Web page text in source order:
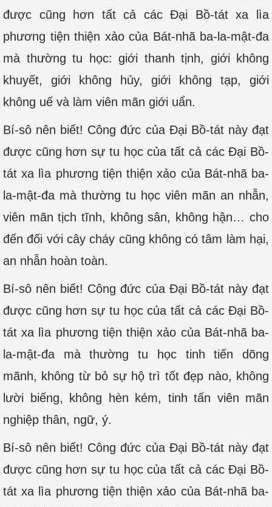
được cũng hơn tất cả các Đại Bồ-tát xa lìa
phương tiện thiện xảo của Bát-nhã ba-la-mật-đa
mà thường tu học: giới thanh tịnh, giới không
khuyết, giới không hủy, giới không tạp, giới
không uế và làm viên mãn giới uẩn.
Bí-sô nên biết! Công đức của Đại Bồ-tát này đạt
được cũng hơn sự tu học của tất cả các Đại Bồ-
tát xa lìa phương tiện thiện xảo của Bát-nhã ba-
la-mật-đa mà thường tu học viên mãn an nhẫn,
viên mãn tịch tĩnh, không sân, không hận… cho
đến đối với cây cháy cũng không có tâm làm hại,
an nhẫn hoàn toàn.
Bí-sô nên biết! Công đức của Đại Bồ-tát này đạt
được cũng hơn sự tu học của tất cả các Đại Bồ-
tát xa lìa phương tiện thiện xảo của Bát-nhã ba-
la-mật-đa mà thường tu học tinh tiến dõng
mãnh, không từ bỏ sự hộ trì tốt đẹp nào, không
lười biếng, không hèn kém, tinh tấn viên mãn
nghiệp thân, ngữ, ý.
Bí-sô nên biết! Công đức của Đại Bồ-tát này đạt
được cũng hơn sự tu học của tất cả các Đại Bồ-
tát xa lìa phương tiện thiện xảo của Bát-nhã ba-